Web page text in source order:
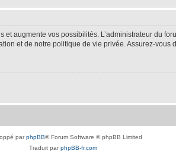
augmente vos possibilités. L’administrateur du
et de notre politique de vie privée. Assurez-vous
parphpBB® Forum Software © phpBB Limited
Traduit parphpBB-fr.com